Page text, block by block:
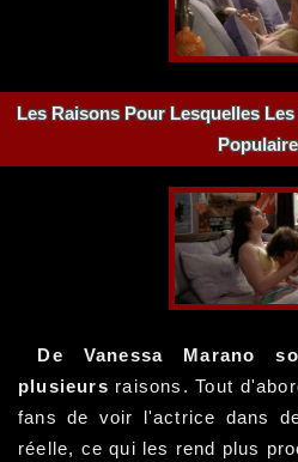
Les Raisons Pour Lesquelles
De Vanessa Marano
plusieurs raisons. Tout
fans de voir l'actrice dans
réelle, ce qui les rend plus